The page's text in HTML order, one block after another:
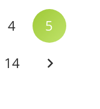
4 5
14